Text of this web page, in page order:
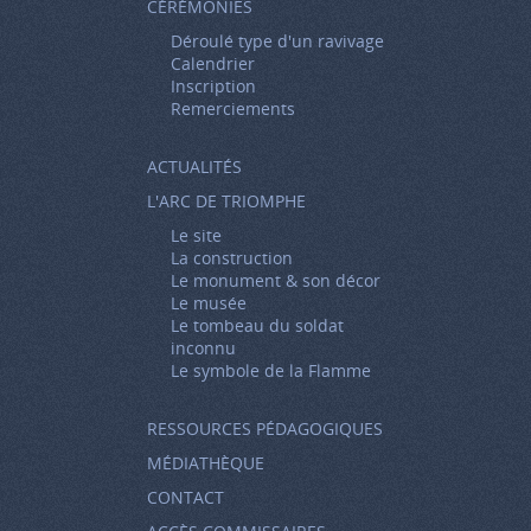
CÉRÉMONIES
Déroulé type d'un ravivage
Calendrier
Inscription
Remerciements
ACTUALITÉS
L'ARC DE TRIOMPHE
Le site
La construction
Le monument & son décor
Le musée
Le tombeau du soldat
inconnu
Le symbole de la Flamme
RESSOURCES PÉDAGOGIQUES
MÉDIATHÈQUE
CONTACT